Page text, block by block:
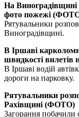
На Виноградівщині
фото пожежі
Рятувальники
Виноградівщині.
В Іршаві
швидкості
В Іршаві водій
дороги на парковку.
Рятувальники
Рахівщині (ФОТО)
Загорання побачили